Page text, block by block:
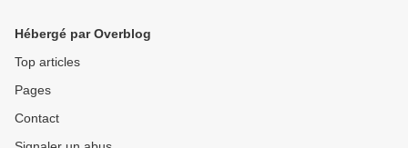
Hébergé par Overblog
Top articles
Pages
Contact